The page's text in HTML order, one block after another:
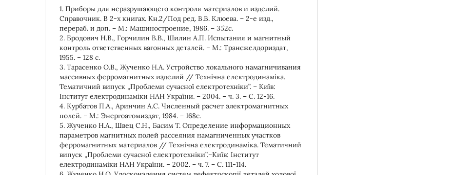
1. Приборы для неразрушающего контроля материалов и изделий.
Справочник. В 2-х книгах. Кн.2/Под ред. В.В. Клюева. – 2-е изд.,
перераб. и доп. – М.: Машиностроение, 1986. – 352с.
2. Бродович Н.В., Горчилин В.В., Шилин А.П. Испытания и магнитный
контроль ответственных вагонных деталей. – М.: Трансжелдориздат,
1955. – 128 с.
3. Тарасенко О.В., Жученко Н.А. Устройство локального намагничивания
массивных ферромагнитных изделий // Технічна електродинаміка.
Тематичний випуск „Проблеми сучасної електротехніки”. – Київ:
Інститут електродинаміки НАН України. – 2004. – ч. 3. – С. 12-16.
4. Курбатов П.А., Аринчин А.С. Численный расчет электромагнитных
полей. – М.: Энергоатомиздат, 1984. – 168с.
5. Жученко Н.А., Швец С.Н., Басим Т. Определение информационных
параметров магнитных полей рассеяния намагниченных участков
ферромагнитных материалов // Технічна електродинаміка. Тематичний
випуск „Проблеми сучасної електротехніки”.–Київ: Інститут
електродинаміки НАН України. – 2002. – ч. 7. – С. 111-114.